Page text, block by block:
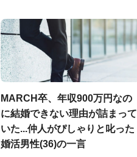
MARCH卒、年収900万円なの
に結婚できない理由が詰まって
いた...仲人がぴしゃりと叱った
婚活男性(36)の一言